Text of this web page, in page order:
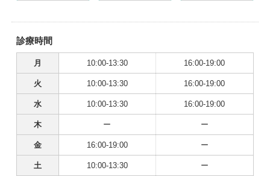
診療時間
月 10:00-13:30 16:00-19:00
火 10:00-13:30 16:00-19:00
水 10:00-13:30 16:00-19:00
木 ー ー
金 16:00-19:00 ー
土 10:00-13:30 ー